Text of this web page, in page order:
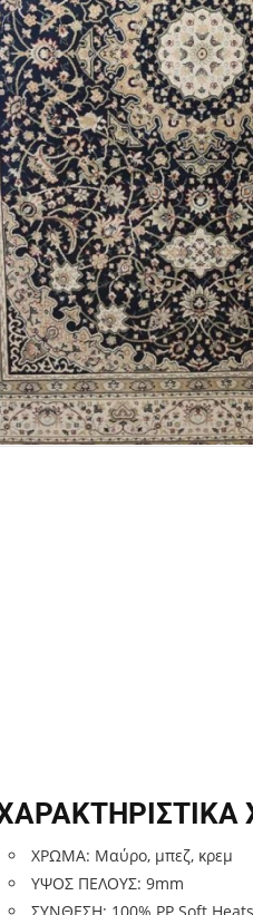
ΧΡΩΜΑ: Μαύρο, μπεζ, κρεμ
ΥΨΟΣ ΠΕΛΟΥΣ: 9mm